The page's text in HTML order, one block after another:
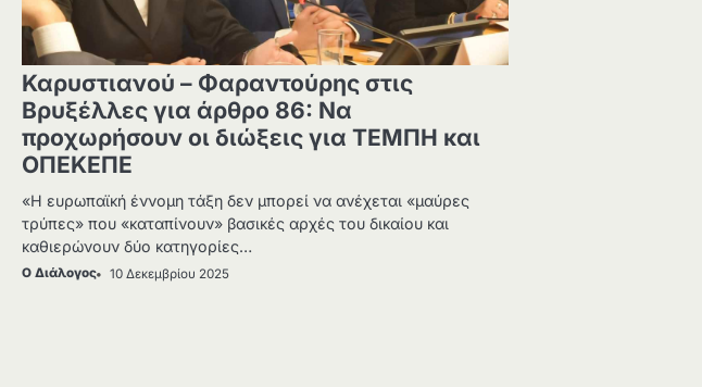
Καρυστιανού – Φαραντούρης στις
Βρυξέλλες για άρθρο 86: Να
προχωρήσουν οι διώξεις για ΤΕΜΠΗ και
ΟΠΕΚΕΠΕ
«Η ευρωπαϊκή έννομη τάξη δεν μπορεί να ανέχεται «μαύρες
τρύπες» που «καταπίνουν» βασικές αρχές του δικαίου και
καθιερώνουν δύο κατηγορίες…
Ο Διάλογος 10 Δεκεμβρίου 2025